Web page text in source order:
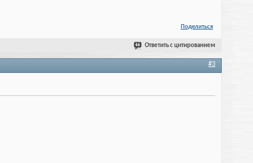
Поделиться
Ответить с цитированием
#3